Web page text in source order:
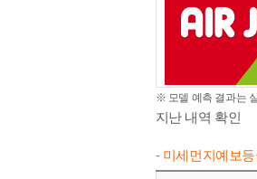
※ 모델 예측 결과는
지난 내역 확인
- 미세먼지예보